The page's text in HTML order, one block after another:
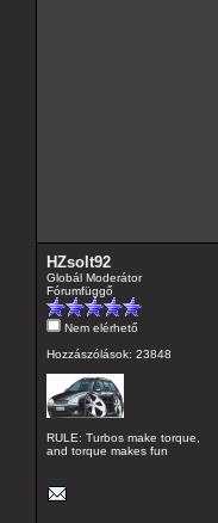
HZsolt92
Globál Moderátor
Fórumfüggő
Nem elérhető
Hozzászólások: 23848
RULE: Turbos make torque,
and torque makes fun